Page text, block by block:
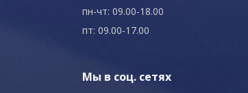
пн-чт: 09.00-18.00
пт: 09.00-17.00
Мы в соц. сетях